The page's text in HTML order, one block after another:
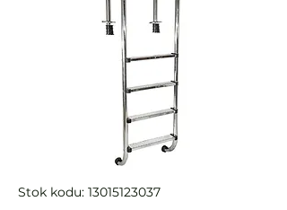
Stok kodu: 13015123037